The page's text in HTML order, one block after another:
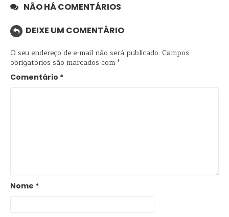
NÃO HÁ COMENTÁRIOS
DEIXE UM COMENTÁRIO
O seu endereço de e-mail não será publicado. Campos
obrigatórios são marcados com*
Comentário *
Nome *